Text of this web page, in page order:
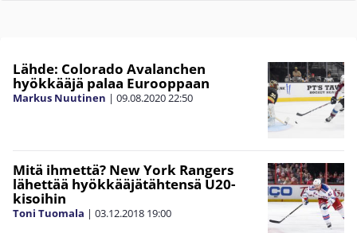
Lähde: Colorado Avalanchen
hyökkääjä palaa Eurooppaan
Markus Nuutinen | 09.08.202022:50
Mitä ihmettä? New York Rangers
lähettää hyökkääjätähtensä U20-
kisoihin
Toni Tuomala | 03.12.2018 19:00